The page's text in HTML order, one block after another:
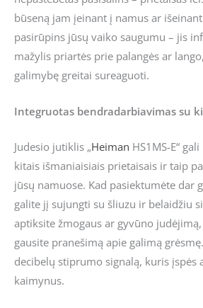
būseną jam įeinant į namus ar
pasirūpins jūsų vaiko saugumu – jis
mažylis priartės prie palangės ar
galimybę greitai sureaguoti.
Integruotas bendradarbiavimas su
Judesio jutiklis „Heiman HS1MS-E“
kitais išmaniaisiais prietaisais ir taip
jūsų namuose. Kad pasiektumėte dar
galite jį sujungti su šliuzu ir belaidžiu
aptiksite žmogaus ar gyvūno
gausite pranešimą apie galimą
decibelų stiprumo signalą, kuris įspės
kaimynus.